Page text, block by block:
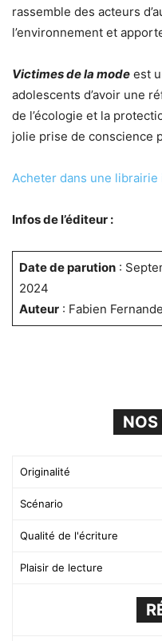
rassemble des acteurs
l’environnement et
Victimes de la mode est
adolescents d’avoir une
de l’écologie et la
jolie prise de conscience
Acheter dans une librairie
Infos de l’éditeur :
Date de parution:
2024
Auteur: Fabien
NOS
Originalité
Scénario
Qualité de l'écriture
Plaisir de lecture